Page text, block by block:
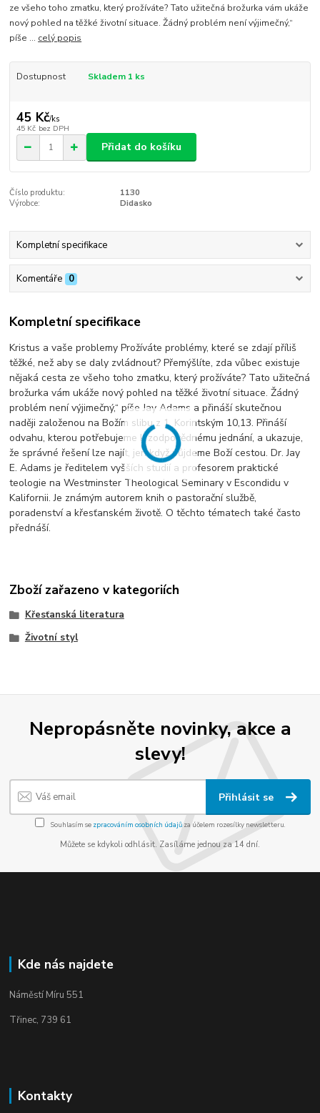
ze všeho toho zmatku, který prožíváte? Tato užitečná brožurka vám ukáže
nový pohled na těžké životní situace. Žádný problém není výjimečný,“
píše ... celý popis
Dostupnost Skladem 1 ks
45 Kč/ks
45 Kč bez DPH
Přidat do košíku
Číslo produktu:
1130
Výrobce:
Didasko
Kompletní specifikace
Komentáře 0
Kompletní specifikace
Kristus a vaše problemy Prožíváte problémy, které se zdají příliš
těžké, než aby se daly zvládnout? Přemýšlíte, zda vůbec existuje
nějaká cesta ze všeho toho zmatku, který prožíváte? Tato užitečná
brožurka vám ukáže nový pohled na těžké životní situace. Žádný
problém není výjimečný,“ píše Jay Adams a přináší skutečnou
naději založenou na Božím slibu z 1. Korintským 10,13. Přináší
odvahu, kterou potřebujeme k zodpovědnému jednání, a ukazuje,
že správné řešení lze najít, jen když půjdeme Boží cestou. Dr. Jay
E. Adams je ředitelem vyšších studií a profesorem praktické
teologie na Westminster Theological Seminary v Escondidu v
Kalifornii. Je známým autorem knih o pastorační službě,
poradenství a křesťanském životě. O těchto tématech také často
přednáší.
Zboží zařazeno v kategoriích
Křesťanská literatura
Životní styl
Nepropásněte novinky, akce a
slevy!
Přihlásit se
Souhlasím se zpracováním osobních údajůza účelem rozesílky newsletteru.
Můžete se kdykoli odhlásit. Zasíláme jednou za 14 dní.
Kde nás najdete
Náměstí Míru 551
Třinec, 739 61
Kontakty